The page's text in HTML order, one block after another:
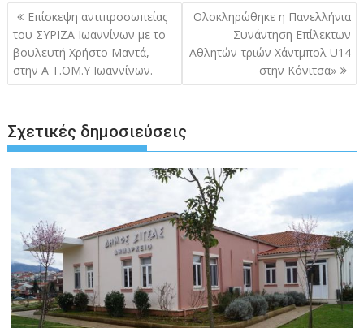
Πλοήγηση
άρθρων
Επίσκεψη αντιπροσωπείας
του ΣΥΡΙΖΑ Ιωαννίνων με το
βουλευτή Χρήστο Μαντά,
στην Α Τ.ΟΜ.Υ Ιωαννίνων.
Ολοκληρώθηκε η Πανελλήνια
Συνάντηση Επίλεκτων
Αθλητών-τριών Χάντμπολ U14
στην Κόνιτσα»
Σχετικές δημοσιεύσεις